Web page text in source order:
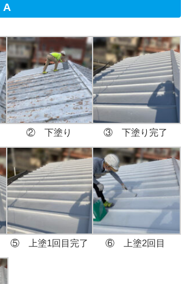
A
② 下塗り ③ 下塗り完了
⑤ 上塗1回目完了 ⑥ 上塗2回目